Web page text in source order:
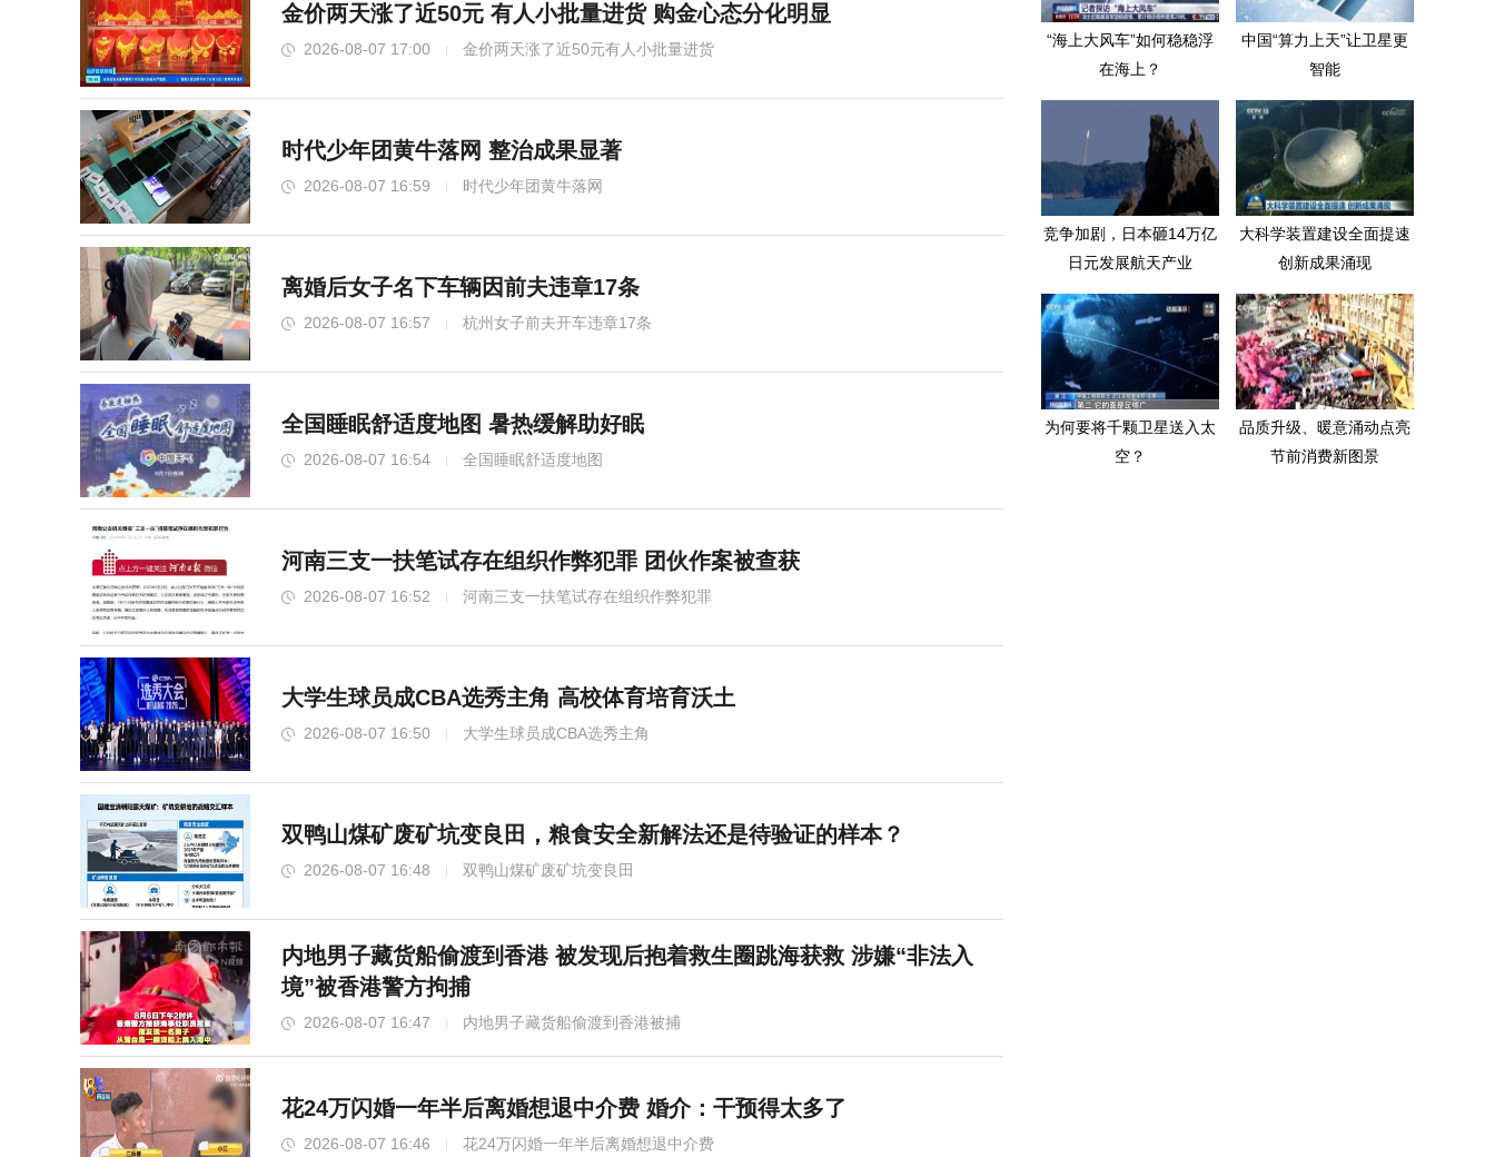
金价两天涨了近50元 有人小批量进货 购金心态分化明显
2026-08-07 17:00 金价两天涨了近50元有人小批量进货
时代少年团黄牛落网 整治成果显著
2026-08-07 16:59 时代少年团黄牛落网
离婚后女子名下车辆因前夫违章17条
2026-08-07 16:57 杭州女子前夫开车违章17条
全国睡眠舒适度地图 暑热缓解助好眠
2026-08-07 16:54 全国睡眠舒适度地图
河南三支一扶笔试存在组织作弊犯罪 团伙作案被查获
2026-08-07 16:52 河南三支一扶笔试存在组织作弊犯罪
大学生球员成CBA选秀主角 高校体育培育沃土
2026-08-07 16:50 大学生球员成CBA选秀主角
双鸭山煤矿废矿坑变良田，粮食安全新解法还是待验证的样本？
2026-08-07 16:48 双鸭山煤矿废矿坑变良田
内地男子藏货船偷渡到香港 被发现后抱着救生圈跳海获救 涉嫌“非法入
境”被香港警方拘捕
2026-08-07 16:47 内地男子藏货船偷渡到香港被捕
花24万闪婚一年半后离婚想退中介费 婚介：干预得太多了
2026-08-07 16:46 花24万闪婚一年半后离婚想退中介费
“海上大风车”如何稳稳浮
在海上？
中国“算力上天”让卫星更
智能
竞争加剧，日本砸14万亿
日元发展航天产业
大科学装置建设全面提速
创新成果涌现
为何要将千颗卫星送入太
空？
品质升级、暖意涌动点亮
节前消费新图景